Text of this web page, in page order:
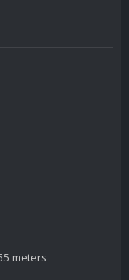
meters